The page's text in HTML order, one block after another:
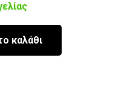
καλάθι